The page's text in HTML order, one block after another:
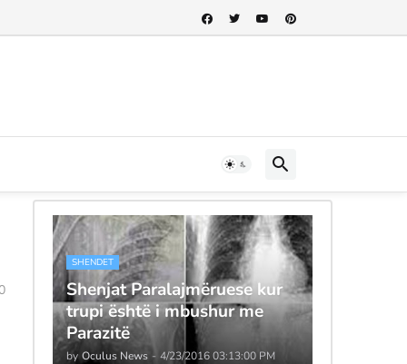
SHENDET
Shenjat Paralajmëruese kur
trupi është i mbushur me
Parazitë
by Oculus News - 4/23/2016 03:13:00 PM